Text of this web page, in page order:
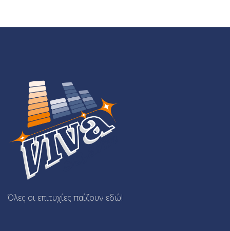
Όλες οι επιτυχίες παίζουν εδώ!